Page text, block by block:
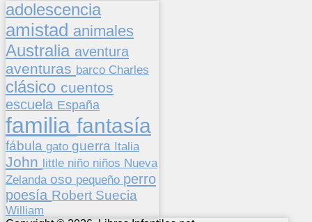
adolescencia
amistad animales
Australia aventura
aventuras barco Charles
clásico cuentos
escuela España
familia fantasía
fábula gato guerra Italia
John little niño niños Nueva
Zelanda oso pequeño perro
poesía Robert Suecia
William